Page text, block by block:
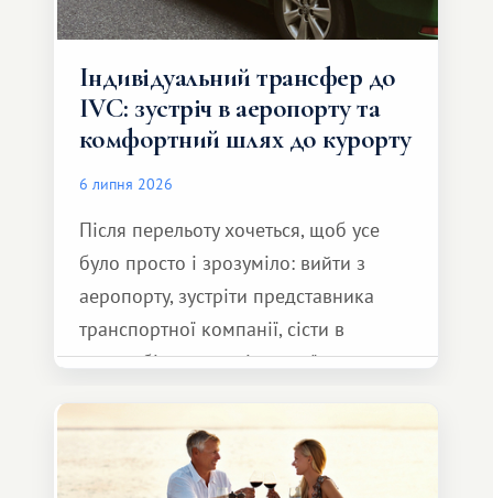
Індивідуальний трансфер до
IVC: зустріч в аеропорту та
комфортний шлях до курорту
6 липня 2026
Після перельоту хочеться, щоб усе
було просто і зрозуміло: вийти з
аеропорту, зустріти представника
транспортної компанії, сісти в
автомобіль та спокійно доїхати до